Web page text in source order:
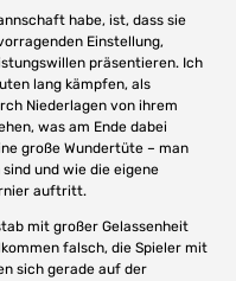
habe, ist, dass sie
Einstellung,
präsentieren. Ich
lang kämpfen, als
Niederlagen von ihrem
was am Ende dabei
große Wundertüte – man
und wie die eigene
auftritt.
mit großer Gelassenheit
falsch, die Spieler mit
sich gerade auf der